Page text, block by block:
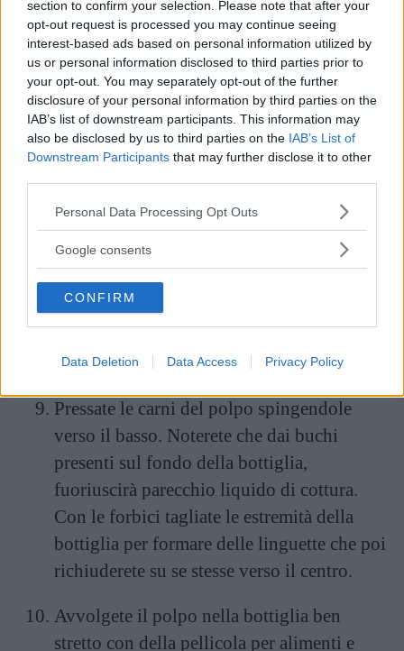
section to confirm your selection. Please note that after your
opt-out request is processed you may continue seeing
interest-based ads based on personal information utilized by
us or personal information disclosed to third parties prior to
your opt-out. You may separately opt-out of the further
disclosure of your personal information by third parties on the
IAB’s list of downstream participants. This information may
also be disclosed by us to third parties on the IAB’s List of
Downstream Participants that may further disclose it to other
Please note that this website/app uses one or more Google
not limited to your visit or usage behaviour. You may click to
use your data for below specified purposes in below Google
consent section.
Personal Data Processing Opt Outs
Google consents
CONFIRM
Data Deletion Data Access Privacy Policy
disegno sulla fetta che taglierete.
Bucherellate il fondo con una forbice
appuntita. Questa operazione servirà per
fare fuoriuscire il liquido in eccesso mentre
presserete il polpo. Introducetelo nella
bottiglia che avrete poggiato sopra ad un
piatto.
Aiutandovi con una bottiglia di vetro ben
pulita, o qualsiasi altra cosa che vi possa
aiutare a spingere tipo un pestello o un
piccole di quella di plastica.
Pressate le carni del polpo spingendole
verso il basso. Noterete che dai buchi
presenti sul fondo della bottiglia,
fuoriuscirà parecchio liquido di cottura.
Con le forbici tagliate le estremità della
bottiglia per formare delle linguette che poi
richiuderete su se stesse verso il centro.
Avvolgete il polpo nella bottiglia ben
stretto con della pellicola per alimenti e